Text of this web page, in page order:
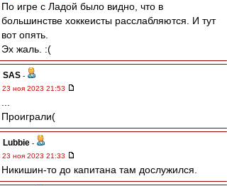
По игре с Ладой было видно, что в
большинстве хоккеисты расслабляются. И тут
вот опять.
Эх жаль. :(
SAS -
23 ноя 2023 21:53
Проиграли(
Lubbie -
23 ноя 2023 21:33
Никишин-то до капитана там дослужился.